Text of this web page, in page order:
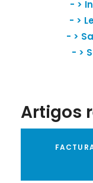
- >
- >
- >
- >
Artigos